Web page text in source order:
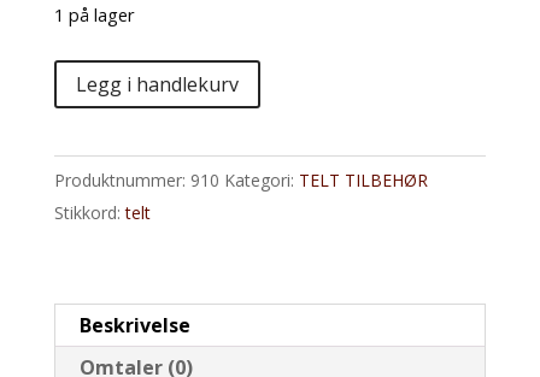
1 på lager
Atacama/Solo,
Garage
Brunt
antall
Legg i handlekurv
Produktnummer: 910 Kategori: TELT TILBEHØR
Stikkord:telt
Beskrivelse
Omtaler (0)